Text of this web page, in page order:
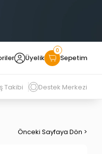
Üyelik
0
Sepetim
Takibi Destek Merkezi
Önceki Sayfaya Dön >